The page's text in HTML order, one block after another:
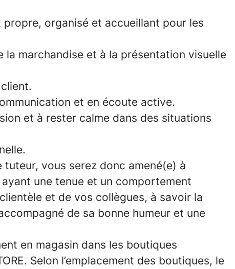
organisé et accueillant pour les
la marchandise et à la présentation visuelle
et en écoute active.
et à rester calme dans des situations
vous serez donc amené(e) à
une tenue et un comportement
et de vos collègues, à savoir la
de sa bonne humeur et une
en magasin dans les boutiques
Selon l’emplacement des boutiques, le